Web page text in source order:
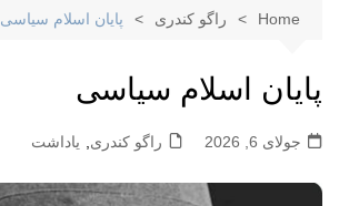
Home راگو کندری پایان اسلام سیاسی
پایان اسلام سیاسی
جولای 6, 2026 راگو کندری یاداشت